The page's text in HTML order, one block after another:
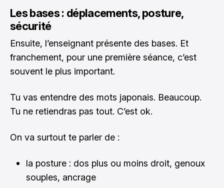
Les bases : déplacements, posture,
sécurité
Ensuite, l’enseignant présente des bases. Et
franchement, pour une première séance, c’est
souvent le plus important.
Tu vas entendre des mots japonais. Beaucoup.
Tu ne retiendras pas tout. C’est ok.
On va surtout te parler de :
la posture : dos plus ou moins droit, genoux
souples, ancrage